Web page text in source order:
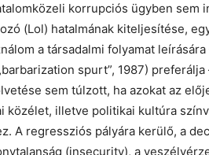
korrupciós ügyben sem
(Lol) hatalmának kiteljesítése,
a társadalmi folyamat
spurt”, 1987)
sem túlzott, ha azokat az
közélet, illetve politikai kultúra
A regressziós pályára kerülő, a
(insecurity), a